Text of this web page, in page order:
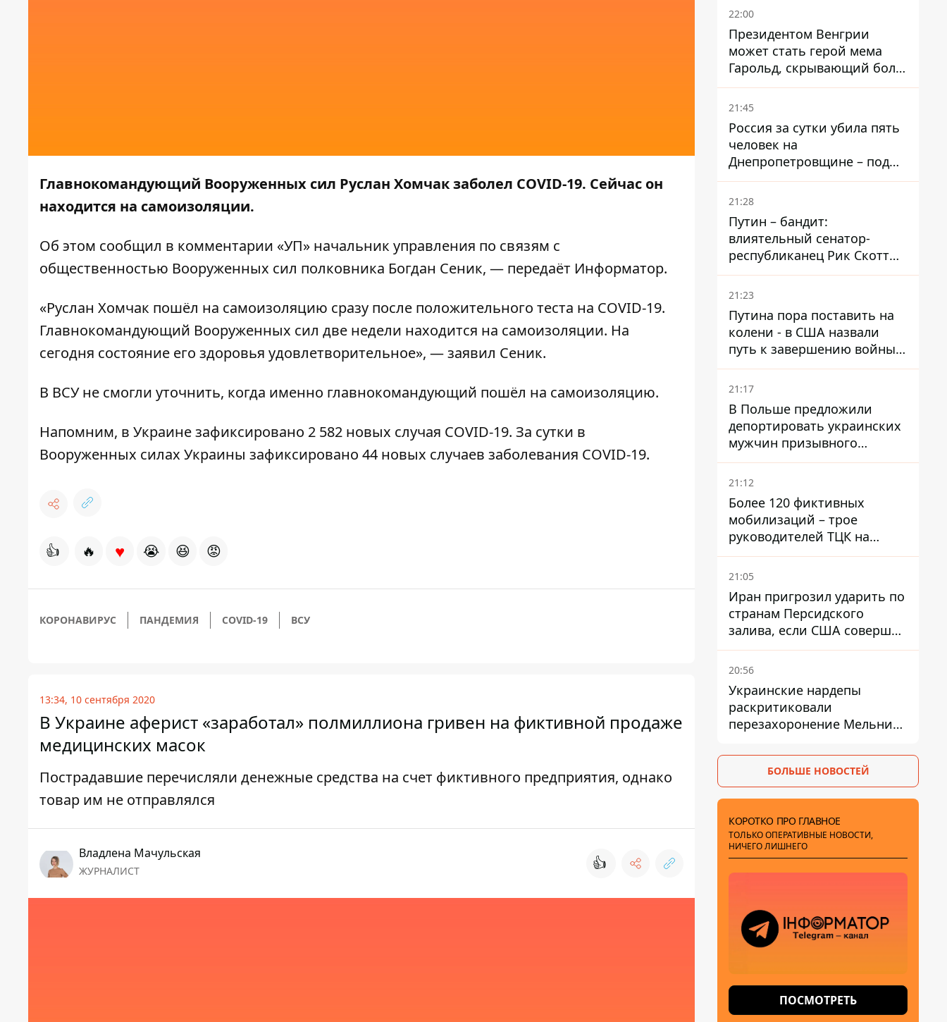
Главнокомандующий Вооруженных сил Руслан Хомчак заболел COVID-19. Сейчас он
находится на самоизоляции.
Об этом сообщил в комментарии «УП» начальник управления по связям с
общественностью Вооруженных сил полковника Богдан Сеник, — передаёт Информатор.
«Руслан Хомчак пошёл на самоизоляцию сразу после положительного теста на COVID-19.
Главнокомандующий Вооруженных сил две недели находится на самоизоляции. На
сегодня состояние его здоровья удовлетворительное», — заявил Сеник.
В ВСУ не смогли уточнить, когда именно главнокомандующий пошёл на самоизоляцию.
Напомним, в Украине зафиксировано 2 582 новых случая COVID-19. За сутки в
Вооруженных силах Украины зафиксировано 44 новых случаев заболевания COVID-19.
👍 🔥 ♥ 😭 😆 😡
КОРОНАВИРУС ПАНДЕМИЯ COVID-19 ВСУ
13:34, 10 сентября 2020
В Украине аферист «заработал» полмиллиона гривен на фиктивной продаже
медицинских масок
Пострадавшие перечисляли денежные средства на счет фиктивного предприятия, однако
товар им не отправлялся
Владлена Мачульская
ЖУРНАЛИСТ 👍
22:00
Президентом Венгрии
может стать герой мема
Гарольд, скрывающий боль
– он возглавил народное
голосование
21:45
Россия за сутки убила пять
человек на
Днепропетровщине – под
ударами оказались пять
районов области
21:28
Путин – бандит:
влиятельный сенатор-
республиканец Рик Скотт
призвал Конгресс привлечь
РФ к ответственности за
21:23
Путина пора поставить на
колени - в США назвали
путь к завершению войны -
National Security Journal
21:17
В Польше предложили
депортировать украинских
мужчин призывного
возраста - кого это может
затронуть
21:12
Более 120 фиктивных
мобилизаций – трое
руководителей ТЦК на
Волыни и Буковине
получили подозрения за
21:05
Иран пригрозил ударить по
странам Персидского
залива, если США совершат
хотя бы одну атаку - Reuters
20:56
Украинские нардепы
раскритиковали
перезахоронение Мельника
дипломатической изоляции
БОЛЬШЕ НОВОСТЕЙ
КОРОТКО ПРО ГЛАВНОЕ
ТОЛЬКО ОПЕРАТИВНЫЕ НОВОСТИ,
НИЧЕГО ЛИШНЕГО
ПОСМОТРЕТЬ